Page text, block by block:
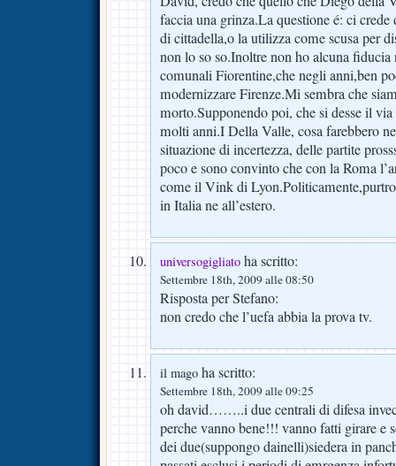
faccia una grinza.La questione é: ci
di cittadella,o la utilizza come scusa per
non lo so so.Inoltre non ho alcuna
comunali Fiorentine,che negli anni,ben
modernizzare Firenze.Mi sembra che
morto.Supponendo poi, che si desse il
molti anni.I Della Valle, cosa farebbero
situazione di incertezza, delle partite
poco e sono convinto che con la Roma
come il Vink di
in Italia ne all’estero.
universogigliato ha scritto:
Settembre 18th, 2009 alle 08:50
Risposta per Stefano:
non credo che l’uefa abbia la prova tv.
il mago ha scritto:
Settembre 18th, 2009 alle 09:25
oh david……..i due centrali di difesa
perche vanno bene!!! vanno fatti girare e
dei due(suppongo dainelli)siedera in